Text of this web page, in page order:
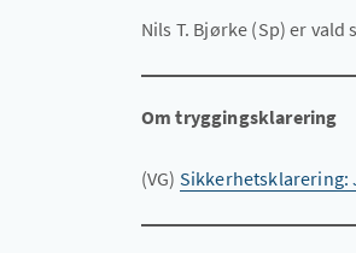
Nils T. Bjørke (Sp) er
Om tryggingsklarering
(VG) Sikkerhetsklarering: